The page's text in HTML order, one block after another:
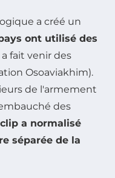
a créé un
ont utilisé des
a fait venir des
Osoaviakhim).
de l'armement
des
a normalisé
séparée de la